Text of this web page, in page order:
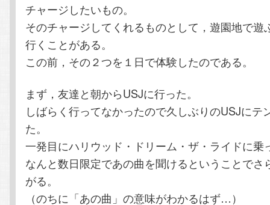
テ
ン
へ
移
動
ン
ツ
移
動
チャージしたいもの。
そのチャージしてくれるものとして，遊園地で遊
行くことがある。
この前，その２つを１日で体験したのである。
まず，友達と朝からUSJに行った。
しばらく行ってなかったので久しぶりのUSJにテ
た。
一発目にハリウッド・ドリーム・ザ・ライドに乗
なんと数日限定であの曲を聞けるということでさ
がる。
（のちに「あの曲」の意味がわかるはず…）